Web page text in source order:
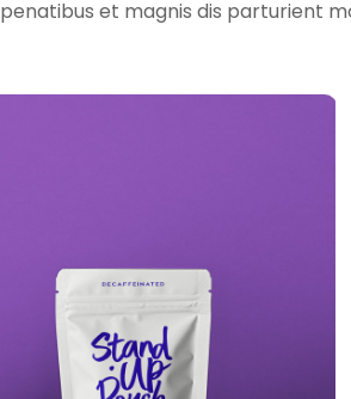
penatibus et magnis dis parturient